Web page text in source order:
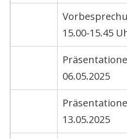
15.00-15.45
06.05.2025
13.05.2025